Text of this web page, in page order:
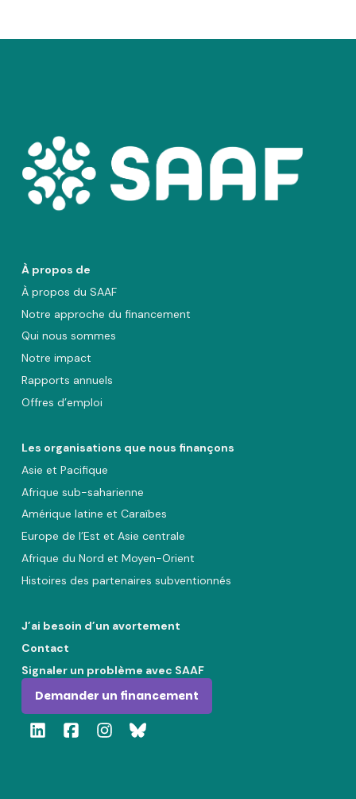
À propos de
À propos du SAAF
Notre approche du financement
Qui nous sommes
Notre impact
Rapports annuels
Offres d’emploi
Les organisations que nous finançons
Asie et Pacifique
Afrique sub-saharienne
Amérique latine et Caraïbes
Europe de l’Est et Asie centrale
Afrique du Nord et Moyen-Orient
Histoires des partenaires subventionnés
J’ai besoin d’un avortement
Contact
Signaler un problème avec SAAF
Demander un financement